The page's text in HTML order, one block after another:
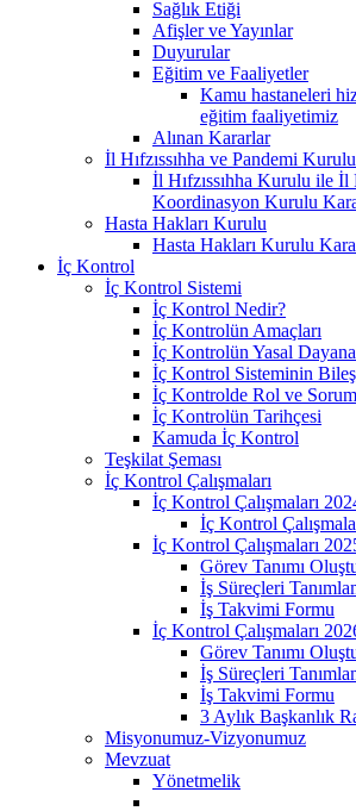
Sağlık Etiği
Afişler ve Yayınlar
Duyurular
Eğitim ve Faaliyetler
Kamu hastaneleri
eğitim faaliyetimiz
Alınan Kararlar
İl Hıfzıssıhha ve Pandemi
İl Hıfzıssıhha Kurulu ile İl
Koordinasyon Kurulu
Hasta Hakları Kurulu
Hasta Hakları Kurulu
İç Kontrol
İç Kontrol Sistemi
İç Kontrol Nedir?
İç Kontrolün Amaçları
İç Kontrolün Yasal
İç Kontrol Sisteminin
İç Kontrolde Rol ve
İç Kontrolün Tarihçesi
Kamuda İç Kontrol
Teşkilat Şeması
İç Kontrol Çalışmaları
İç Kontrol Çalışmaları
İç Kontrol
İç Kontrol Çalışmaları
Görev Tanımı
İş Süreçleri
İş Takvimi Formu
İç Kontrol Çalışmaları
Görev Tanımı
İş Süreçleri
İş Takvimi Formu
3 Aylık Başkanlık
Misyonumuz-Vizyonumuz
Mevzuat
Yönetmelik